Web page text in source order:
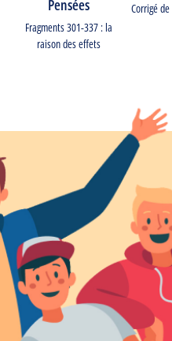
Pensées
Fragments 301-337 : la
raison des effets
Corrigé